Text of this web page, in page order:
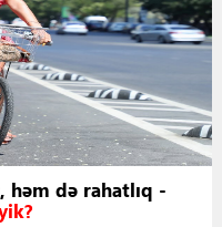
həm də rahatlıq -